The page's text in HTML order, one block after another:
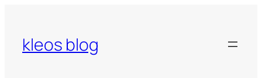
springen
kleos blog